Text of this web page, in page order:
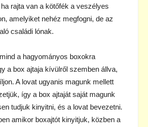
rajta van a kötőfék a veszélyes
amelyiket nehéz megfogni, de az
családi lónak.
a hagyományos boxokra
a box ajtaja kívülről szemben állva,
A lovat ugyanis magunk mellett
így a box ajtaját saját magunk
tudjuk kinyitni, és a lovat bevezetni.
amikor boxajtót kinyitjuk, közben a